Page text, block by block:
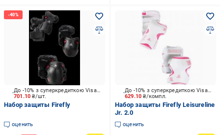
701.10₴/шт.
До -10% з суперкредиткою Visa Вигода
Набор защиты Firefly
оценить
629.10₴/компл.
До -10% з суперкредиткою Visa Вигода
Набор защиты Firefly Leisureline
Jr. 2.0
оценить